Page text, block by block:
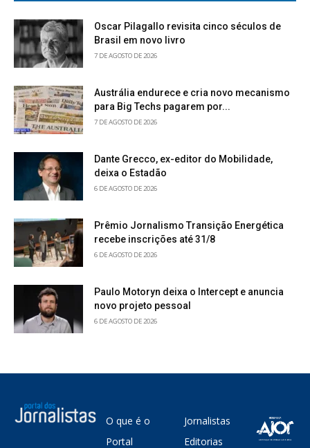
Oscar Pilagallo revisita cinco séculos de
Brasil em novo livro
7 DE AGOSTO DE 2026
Austrália endurece e cria novo mecanismo
para Big Techs pagarem por...
7 DE AGOSTO DE 2026
Dante Grecco, ex-editor do Mobilidade,
deixa o Estadão
6 DE AGOSTO DE 2026
Prêmio Jornalismo Transição Energética
recebe inscrições até 31/8
6 DE AGOSTO DE 2026
Paulo Motoryn deixa o Intercept e anuncia
novo projeto pessoal
6 DE AGOSTO DE 2026
O que é o
Portal
Jornalistas
Editorias